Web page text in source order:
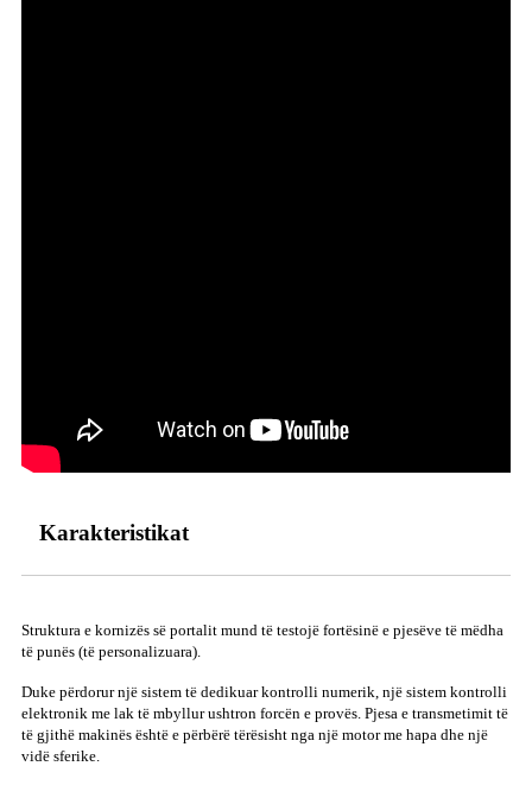
Karakteristikat
Struktura e kornizës së portalit mund të testojë fortësinë e pjesëve të mëdha
të punës (të personalizuara).
Duke përdorur një sistem të dedikuar kontrolli numerik, një sistem kontrolli
elektronik me lak të mbyllur ushtron forcën e provës. Pjesa e transmetimit të
të gjithë makinës është e përbërë tërësisht nga një motor me hapa dhe një
vidë sferike.